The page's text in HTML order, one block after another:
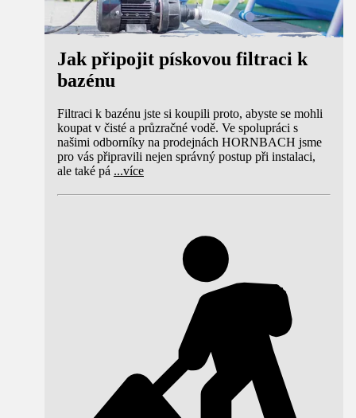
Jak připojit pískovou filtraci k
bazénu
Filtraci k bazénu jste si koupili proto, abyste se mohli
koupat v čisté a průzračné vodě. Ve spolupráci s
našimi odborníky na prodejnách HORNBACH jsme
pro vás připravili nejen správný postup při instalaci,
ale také pá ...více